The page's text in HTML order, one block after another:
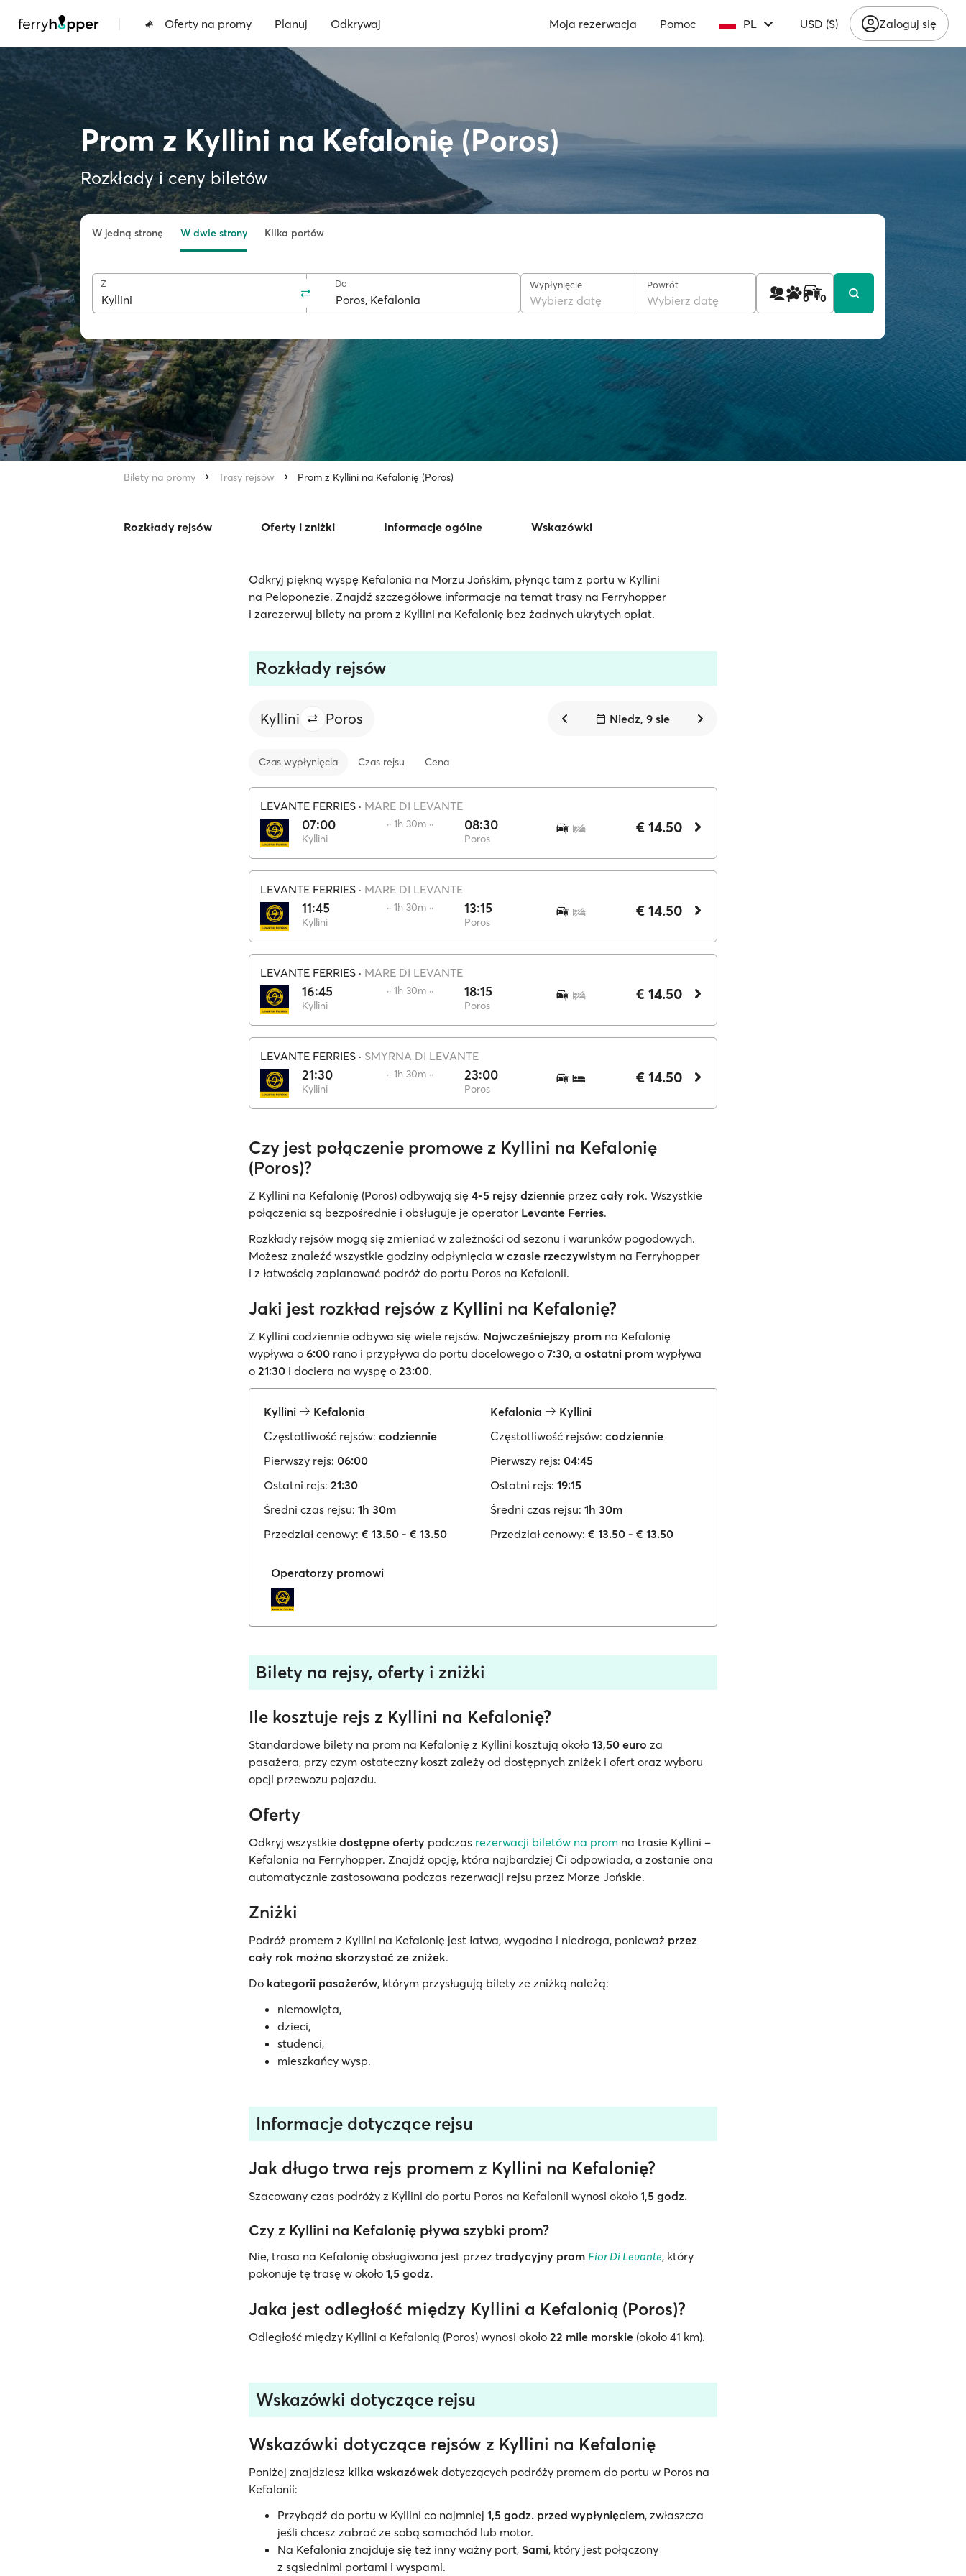
| Oferty na promy Planuj Odkrywaj Moja rezerwacja Pomoc PL USD ($) Zaloguj się
Prom z Kyllini na Kefalonię (Poros)
Rozkłady i ceny biletów
W jedną stronę W dwie strony Kilka portów
Z Do Wypłynięcie
Wybierz datę
Powrót
Wybierz datę 1 0 0
Bilety na promy Trasy rejsów Prom z Kyllini na Kefalonię (Poros)
Rozkłady rejsów Oferty i zniżki Informacje ogólne Wskazówki
Odkryj piękną wyspę Kefalonia na Morzu Jońskim, płynąc tam z portu w Kyllini
na Peloponezie. Znajdź szczegółowe informacje na temat trasy na Ferryhopper
i zarezerwuj bilety na prom z Kyllini na Kefalonię bez żadnych ukrytych opłat.
Rozkłady rejsów
Kyllini Poros Niedz, 9 sie
Czas wypłynięcia Czas rejsu Cena
LEVANTE FERRIES · MARE DI LEVANTE
07:00
Kyllini
·· 1h 30m ·· 08:30
Poros
€ 14.50
LEVANTE FERRIES · MARE DI LEVANTE
11:45
Kyllini
·· 1h 30m ·· 13:15
Poros
€ 14.50
LEVANTE FERRIES · MARE DI LEVANTE
16:45
Kyllini
·· 1h 30m ·· 18:15
Poros
€ 14.50
LEVANTE FERRIES · SMYRNA DI LEVANTE
21:30
Kyllini
·· 1h 30m ·· 23:00
Poros
€ 14.50
Czy jest połączenie promowe z Kyllini na Kefalonię
(Poros)?
Z Kyllini na Kefalonię (Poros) odbywają się 4-5 rejsy dziennie przez cały rok. Wszystkie
połączenia są bezpośrednie i obsługuje je operator Levante Ferries.
Rozkłady rejsów mogą się zmieniać w zależności od sezonu i warunków pogodowych.
Możesz znaleźć wszystkie godziny odpłynięcia w czasie rzeczywistym na Ferryhopper
i z łatwością zaplanować podróż do portu Poros na Kefalonii.
Jaki jest rozkład rejsów z Kyllini na Kefalonię?
Z Kyllini codziennie odbywa się wiele rejsów. Najwcześniejszy prom na Kefalonię
wypływa o 6:00 rano i przypływa do portu docelowego o 7:30, a ostatni prom wypływa
o 21:30 i dociera na wyspę o 23:00.
Kyllini
Kefalonia
Częstotliwość rejsów: codziennie
Pierwszy rejs: 06:00
Ostatni rejs: 21:30
Średni czas rejsu: 1h 30m
Przedział cenowy: € 13.50 - € 13.50
Kefalonia
Kyllini
Częstotliwość rejsów: codziennie
Pierwszy rejs: 04:45
Ostatni rejs: 19:15
Średni czas rejsu: 1h 30m
Przedział cenowy: € 13.50 - € 13.50
Operatorzy promowi
Bilety na rejsy, oferty i zniżki
Ile kosztuje rejs z Kyllini na Kefalonię?
Standardowe bilety na prom na Kefalonię z Kyllini kosztują około 13,50 euro za
pasażera, przy czym ostateczny koszt zależy od dostępnych zniżek i ofert oraz wyboru
opcji przewozu pojazdu.
Oferty
Odkryj wszystkie dostępne oferty podczas rezerwacji biletów na prom na trasie Kyllini –
Kefalonia na Ferryhopper. Znajdź opcję, która najbardziej Ci odpowiada, a zostanie ona
automatycznie zastosowana podczas rezerwacji rejsu przez Morze Jońskie.
Zniżki
Podróż promem z Kyllini na Kefalonię jest łatwa, wygodna i niedroga, ponieważ przez
cały rok można skorzystać ze zniżek.
Do kategorii pasażerów, którym przysługują bilety ze zniżką należą:
niemowlęta,
dzieci,
studenci,
mieszkańcy wysp.
Informacje dotyczące rejsu
Jak długo trwa rejs promem z Kyllini na Kefalonię?
Szacowany czas podróży z Kyllini do portu Poros na Kefalonii wynosi około 1,5 godz.
Czy z Kyllini na Kefalonię pływa szybki prom?
Nie, trasa na Kefalonię obsługiwana jest przez tradycyjny prom Fior Di Levante, który
pokonuje tę trasę w około 1,5 godz.
Jaka jest odległość między Kyllini a Kefalonią (Poros)?
Odległość między Kyllini a Kefalonią (Poros) wynosi około 22 mile morskie (około 41 km).
Wskazówki dotyczące rejsu
Wskazówki dotyczące rejsów z Kyllini na Kefalonię
Poniżej znajdziesz kilka wskazówek dotyczących podróży promem do portu w Poros na
Kefalonii:
Przybądź do portu w Kyllini co najmniej 1,5 godz. przed wypłynięciem, zwłaszcza
jeśli chcesz zabrać ze sobą samochód lub motor.
Na Kefalonia znajduje się też inny ważny port, Sami, który jest połączony
z sąsiednimi portami i wyspami.